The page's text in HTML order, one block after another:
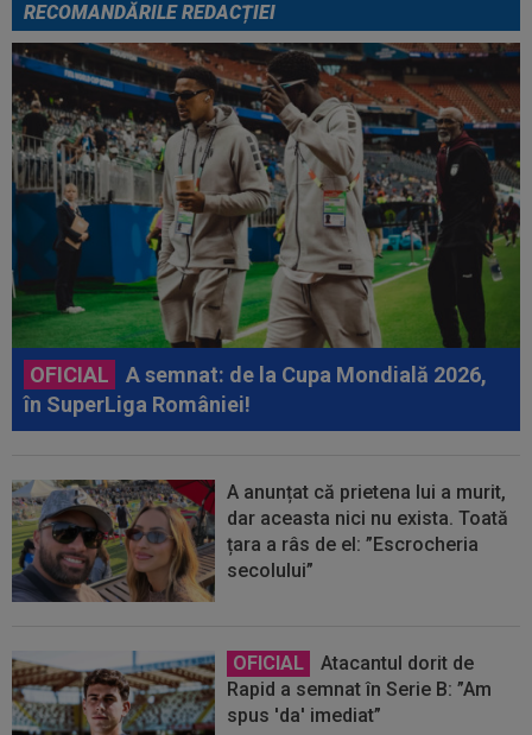
RECOMANDĂRILE REDACȚIEI
OFICIAL
A semnat: de la Cupa Mondială 2026,
în SuperLiga României!
A anunțat că prietena lui a murit,
dar aceasta nici nu exista. Toată
țara a râs de el: ”Escrocheria
secolului”
OFICIAL
Atacantul dorit de
Rapid a semnat în Serie B: ”Am
spus 'da' imediat”